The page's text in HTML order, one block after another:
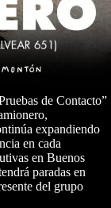
de Contacto”
expandiendo
en cada
en Buenos
paradas en
del grupo